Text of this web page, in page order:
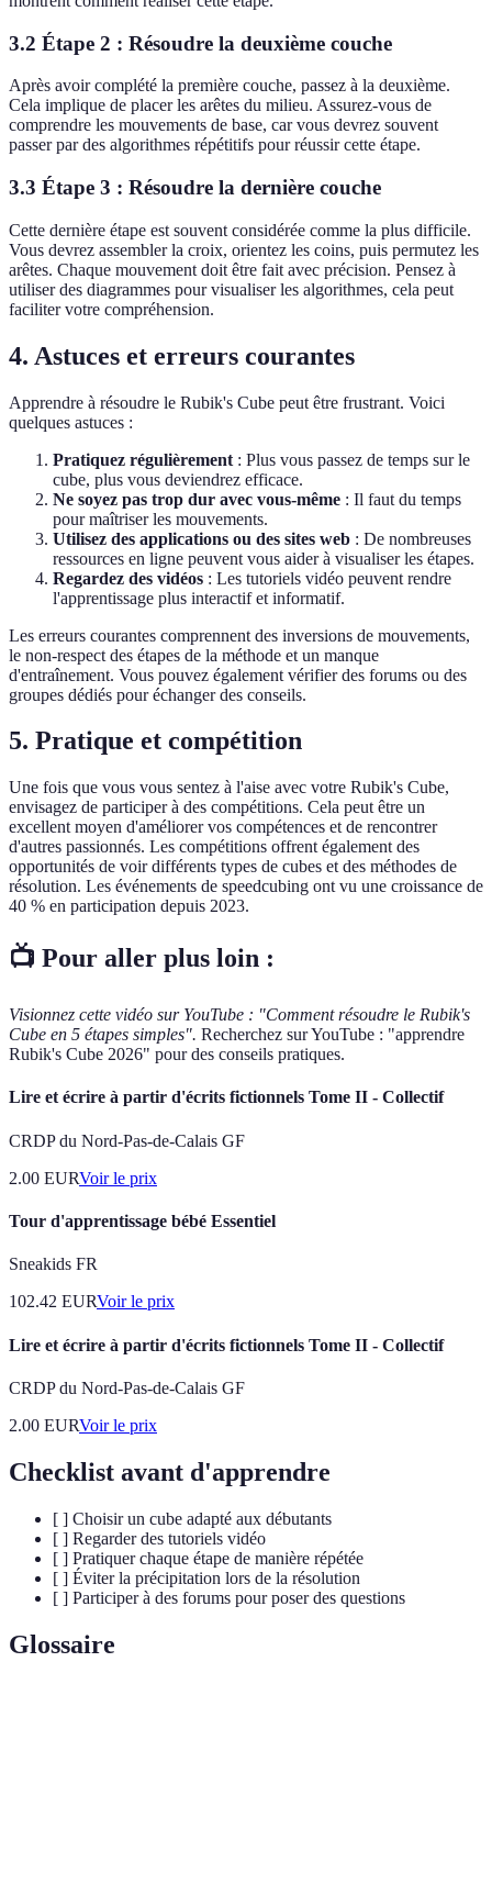
3.2 Étape 2 : Résoudre la deuxième couche
Après avoir complété la première couche, passez à la deuxième.
Cela implique de placer les arêtes du milieu. Assurez-vous de
comprendre les mouvements de base, car vous devrez souvent
passer par des algorithmes répétitifs pour réussir cette étape.
3.3 Étape 3 : Résoudre la dernière couche
Cette dernière étape est souvent considérée comme la plus difficile.
Vous devrez assembler la croix, orientez les coins, puis permutez les
arêtes. Chaque mouvement doit être fait avec précision. Pensez à
utiliser des diagrammes pour visualiser les algorithmes, cela peut
faciliter votre compréhension.
4. Astuces et erreurs courantes
Apprendre à résoudre le Rubik's Cube peut être frustrant. Voici
quelques astuces :
Pratiquez régulièrement : Plus vous passez de temps sur le
cube, plus vous deviendrez efficace.
Ne soyez pas trop dur avec vous-même : Il faut du temps
pour maîtriser les mouvements.
Utilisez des applications ou des sites web : De nombreuses
ressources en ligne peuvent vous aider à visualiser les étapes.
Regardez des vidéos : Les tutoriels vidéo peuvent rendre
l'apprentissage plus interactif et informatif.
Les erreurs courantes comprennent des inversions de mouvements,
le non-respect des étapes de la méthode et un manque
d'entraînement. Vous pouvez également vérifier des forums ou des
groupes dédiés pour échanger des conseils.
5. Pratique et compétition
Une fois que vous vous sentez à l'aise avec votre Rubik's Cube,
envisagez de participer à des compétitions. Cela peut être un
excellent moyen d'améliorer vos compétences et de rencontrer
d'autres passionnés. Les compétitions offrent également des
opportunités de voir différents types de cubes et des méthodes de
résolution. Les événements de speedcubing ont vu une croissance de
40 % en participation depuis 2023.
📺 Pour aller plus loin :
Visionnez cette vidéo sur YouTube : "Comment résoudre le Rubik's
Cube en 5 étapes simples". Recherchez sur YouTube : "apprendre
Rubik's Cube 2026" pour des conseils pratiques.
Lire et écrire à partir d'écrits fictionnels Tome II - Collectif
CRDP du Nord-Pas-de-Calais GF
2.00 EURVoir le prix
Tour d'apprentissage bébé Essentiel
Sneakids FR
102.42 EURVoir le prix
Lire et écrire à partir d'écrits fictionnels Tome II - Collectif
CRDP du Nord-Pas-de-Calais GF
2.00 EURVoir le prix
Checklist avant d'apprendre
[ ] Choisir un cube adapté aux débutants
[ ] Regarder des tutoriels vidéo
[ ] Pratiquer chaque étape de manière répétée
[ ] Éviter la précipitation lors de la résolution
[ ] Participer à des forums pour poser des questions
Glossaire